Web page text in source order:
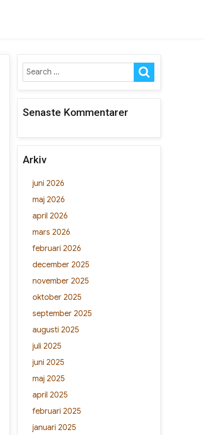
Search
for:
Senaste Kommentarer
Arkiv
juni 2026
maj 2026
april 2026
mars 2026
februari 2026
december 2025
november 2025
oktober 2025
september 2025
augusti 2025
juli 2025
juni 2025
maj 2025
april 2025
februari 2025
januari 2025